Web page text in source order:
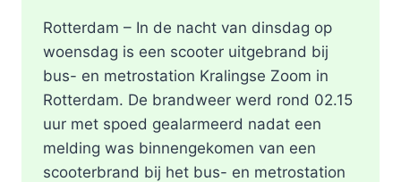
Rotterdam – In de nacht van dinsdag op
woensdag is een scooter uitgebrand bij
bus- en metrostation Kralingse Zoom in
Rotterdam. De brandweer werd rond 02.15
uur met spoed gealarmeerd nadat een
melding was binnengekomen van een
scooterbrand bij het bus- en metrostation